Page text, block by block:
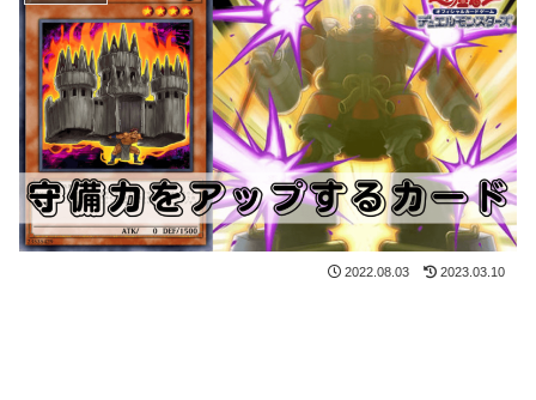
2022.08.03 2023.03.10